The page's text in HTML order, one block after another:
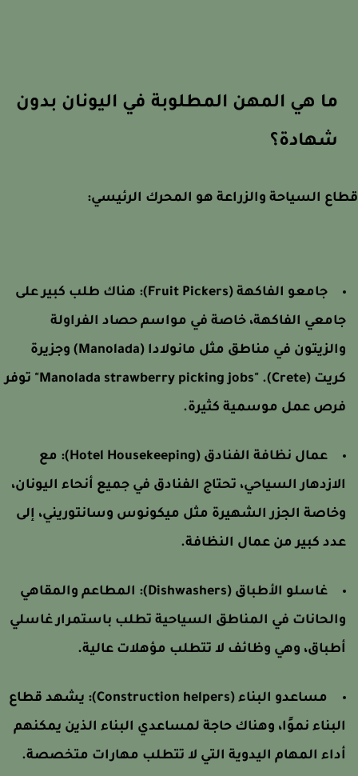
ما هي المهن المطلوبة في اليونان بدون
شهادة؟
السياحة والزراعة هو المحرك الرئيسي:
جامعو الفاكهة (Fruit Pickers): هناك طلب كبير على
الفاكهة، خاصة في مواسم حصاد الفراولة
والزيتون في مناطق مثل مانولادا (Manolada) وجزيرة
كريت (Crete). "Manolada strawberry picking jobs" توفر
عمل موسمية كثيرة.
عمال نظافة الفنادق (Hotel Housekeeping): مع
السياحي، تحتاج الفنادق في جميع أنحاء اليونان،
الجزر الشهيرة مثل ميكونوس وسانتوريني، إلى
كبير من عمال النظافة.
غاسلو الأطباق (Dishwashers): المطاعم والمقاهي
في المناطق السياحية تطلب باستمرار غاسلي
وهي وظائف لا تتطلب مؤهلات عالية.
مساعدو البناء (Construction helpers): يشهد قطاع
نموًا، وهناك حاجة لمساعدي البناء الذين يمكنهم
المهام اليدوية التي لا تتطلب مهارات متخصصة.